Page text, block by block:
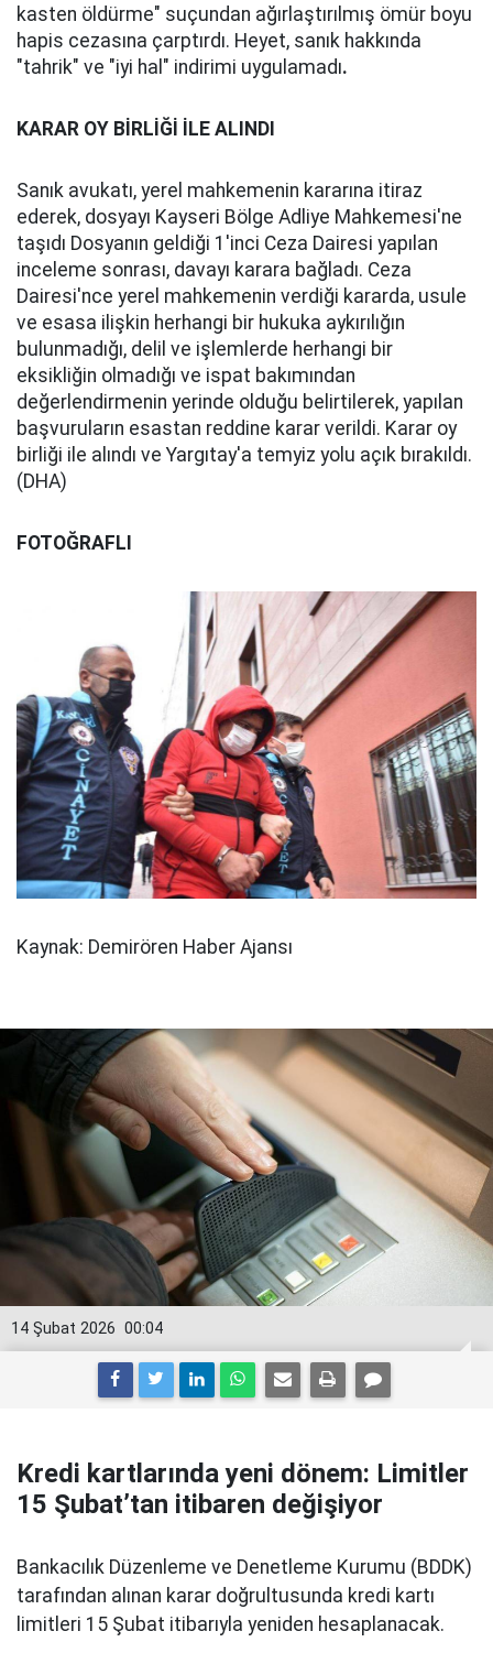
kasten öldürme" suçundan ağırlaştırılmış ömür boyu
hapis cezasına çarptırdı. Heyet, sanık hakkında
"tahrik" ve "iyi hal" indirimi uygulamadı.
KARAR OY BİRLİĞİ İLE ALINDI
Sanık avukatı, yerel mahkemenin kararına itiraz
ederek, dosyayı Kayseri Bölge Adliye Mahkemesi'ne
taşıdı Dosyanın geldiği 1'inci Ceza Dairesi yapılan
inceleme sonrası, davayı karara bağladı. Ceza
Dairesi'nce yerel mahkemenin verdiği kararda, usule
ve esasa ilişkin herhangi bir hukuka aykırılığın
bulunmadığı, delil ve işlemlerde herhangi bir
eksikliğin olmadığı ve ispat bakımından
değerlendirmenin yerinde olduğu belirtilerek, yapılan
başvuruların esastan reddine karar verildi. Karar oy
birliği ile alındı ve Yargıtay'a temyiz yolu açık bırakıldı.
(DHA)
FOTOĞRAFLI
Kaynak: Demirören Haber Ajansı
00:04
14 Şubat 2026
Kredi kartlarında yeni dönem: Limitler
15 Şubat’tan itibaren değişiyor
Bankacılık Düzenleme ve Denetleme Kurumu (BDDK)
tarafından alınan karar doğrultusunda kredi kartı
limitleri 15 Şubat itibarıyla yeniden hesaplanacak.